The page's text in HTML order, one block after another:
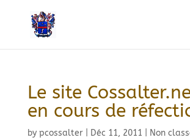
Le site
en cours de
by pcossalter| Déc 11, 2011 Non